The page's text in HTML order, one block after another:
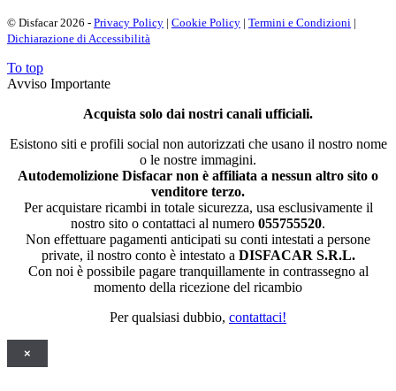
© Disfacar 2026 - Privacy Policy | Cookie Policy | Termini e Condizioni |
Dichiarazione di Accessibilità
To top
Avviso Importante
Acquista solo dai nostri canali ufficiali.
Esistono siti e profili social non autorizzati che usano il nostro nome
o le nostre immagini.
Autodemolizione Disfacar non è affiliata a nessun altro sito o
venditore terzo.
Per acquistare ricambi in totale sicurezza, usa esclusivamente il
nostro sito o contattaci al numero 055755520.
Non effettuare pagamenti anticipati su conti intestati a persone
private, il nostro conto è intestato a DISFACAR S.R.L.
Con noi è possibile pagare tranquillamente in contrassegno al
momento della ricezione del ricambio
Per qualsiasi dubbio, contattaci!
×